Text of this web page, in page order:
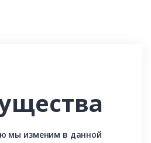
мы изменим в данной